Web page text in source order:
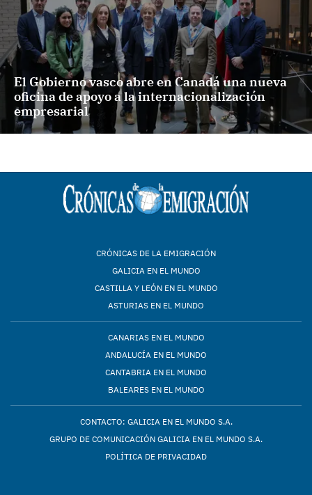
El Gobierno vasco abre en Canadá una nueva
oficina de apoyo a la internacionalización
empresarial
CRÓNICAS DE LA EMIGRACIÓN
GALICIA EN EL MUNDO
CASTILLA Y LEÓN EN EL MUNDO
ASTURIAS EN EL MUNDO
CANARIAS EN EL MUNDO
ANDALUCÍA EN EL MUNDO
CANTABRIA EN EL MUNDO
BALEARES EN EL MUNDO
CONTACTO: GALICIA EN EL MUNDO S.A.
GRUPO DE COMUNICACIÓN GALICIA EN EL MUNDO S.A.
POLÍTICA DE PRIVACIDAD